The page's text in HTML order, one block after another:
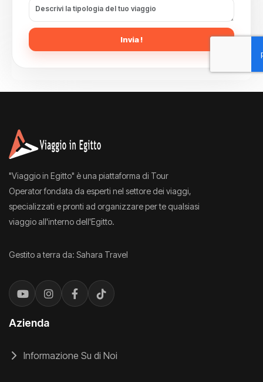
Invia !
"Viaggio in Egitto" è una piattaforma di Tour
Operator fondata da esperti nel settore dei viaggi,
specializzati e pronti ad organizzare per te qualsiasi
viaggio all'interno dell'Egitto.
Gestito a terra da: Sahara Travel
Azienda
Informazione Su di Noi